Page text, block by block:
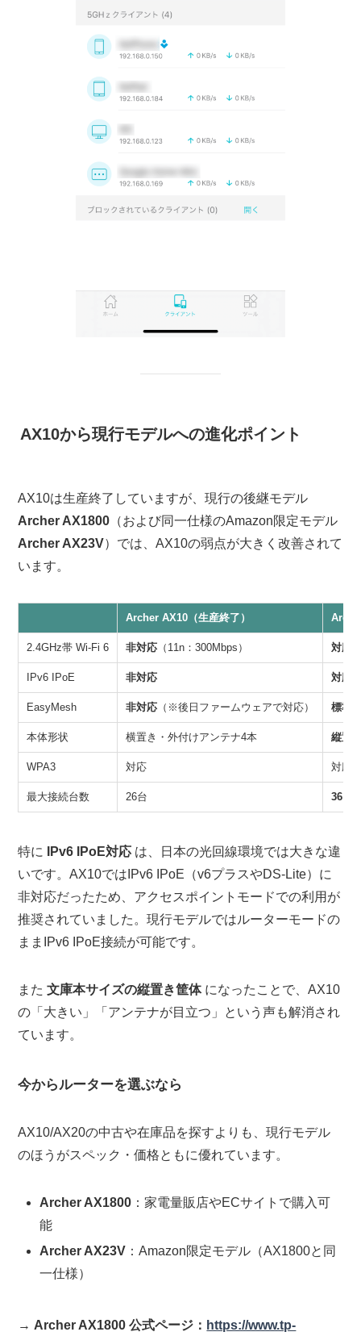
AX10から現行モデルへの進化ポイント
AX10は生産終了していますが、現行の後継モデル
Archer AX1800 （および同一仕様のAmazon限定モデル
Archer AX23V）では、AX10の弱点が大きく改善されて
います。
Archer AX10（生産終了）
2.4GHz帯 Wi-Fi 6 非対応 （11n：300Mbps） 対応
IPv6 IPoE 非対応 対応
EasyMesh 非対応 （※後日ファームウェアで対応） 標準
本体形状 横置き・外付けアンテナ4本 縦置
WPA3 対応 対応
最大接続台数 26台 36台
特に IPv6 IPoE対応 は、日本の光回線環境では大きな違
いです。AX10ではIPv6 IPoE（v6プラスやDS-Lite）に
非対応だったため、アクセスポイントモードでの利用が
推奨されていました。現行モデルではルーターモードの
ままIPv6 IPoE接続が可能です。
また文庫本サイズの縦置き筐体になったことで、AX10
の「大きい」「アンテナが目立つ」という声も解消され
ています。
今からルーターを選ぶなら
AX10/AX20の中古や在庫品を探すよりも、現行モデル
のほうがスペック・価格ともに優れています。
Archer AX1800 ：家電量販店やECサイトで購入可
能
Archer AX23V ：Amazon限定モデル（AX1800と同
一仕様）
→ Archer AX1800 公式ページ： https://www.tp-